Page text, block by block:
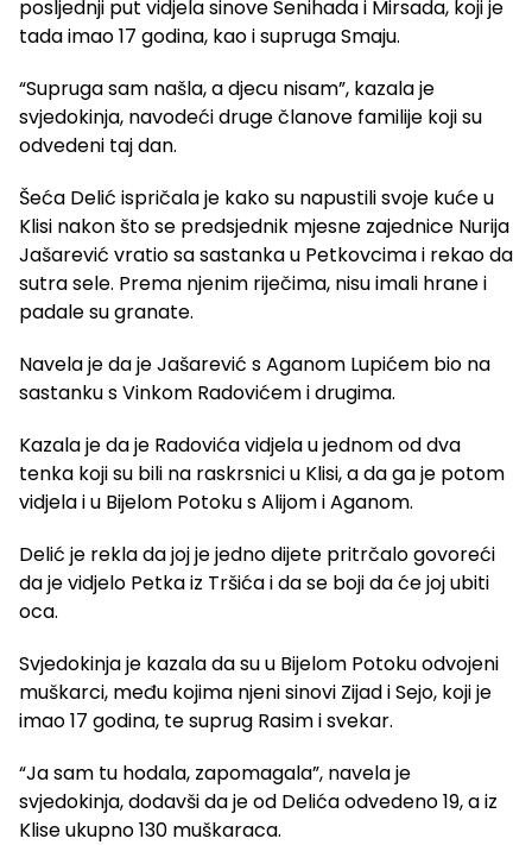
posljednji put vidjela sinove Senihada i Mirsada, koji je
tada imao 17 godina, kao i supruga Smaju.
“Supruga sam našla, a djecu nisam”, kazala je
svjedokinja, navodeći druge članove familije koji su
odvedeni taj dan.
Šeća Delić ispričala je kako su napustili svoje kuće u
Klisi nakon što se predsjednik mjesne zajednice Nurija
Jašarević vratio sa sastanka u Petkovcima i rekao da
sutra sele. Prema njenim riječima, nisu imali hrane i
padale su granate.
Navela je da je Jašarević s Aganom Lupićem bio na
sastanku s Vinkom Radovićem i drugima.
Kazala je da je Radovića vidjela u jednom od dva
tenka koji su bili na raskrsnici u Klisi, a da ga je potom
vidjela i u Bijelom Potoku s Alijom i Aganom.
Delić je rekla da joj je jedno dijete pritrčalo govoreći
da je vidjelo Petka iz Tršića i da se boji da će joj ubiti
oca.
Svjedokinja je kazala da su u Bijelom Potoku odvojeni
muškarci, među kojima njeni sinovi Zijad i Sejo, koji je
imao 17 godina, te suprug Rasim i svekar.
“Ja sam tu hodala, zapomagala”, navela je
svjedokinja, dodavši da je od Delića odvedeno 19, a iz
Klise ukupno 130 muškaraca.